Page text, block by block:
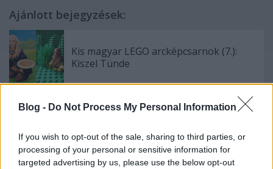
Blog - Do Not Process My Personal Information
If you wish to opt-out of the sale, sharing to third parties, or
processing of your personal or sensitive information for
targeted advertising by us, please use the below opt-out
Ajánlott bejegyzések:
Kis magyar LEGO arcképcsarnok (7.):
Kiszel Tünde
Kis magyar LEGO arcképcsarnok (3.):